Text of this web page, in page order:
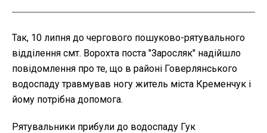
Так, 10 липня до чергового пошуково-рятувального
відділення смт. Ворохта поста "Заросляк" надійшло
повідомлення про те, що в районі Говерлянського
водоспаду травмував ногу житель міста Кременчук і
йому потрібна допомога.
Рятувальники прибули до водоспаду Гук